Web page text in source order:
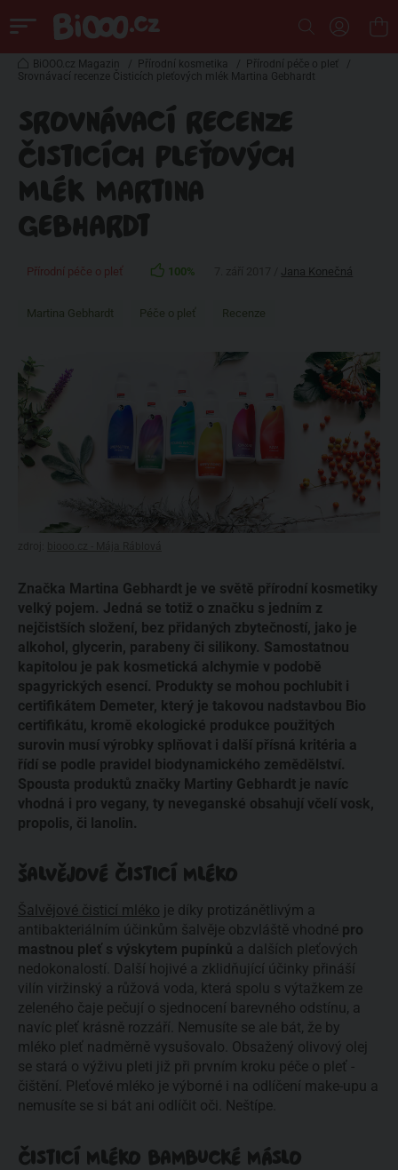
BiOOO.cz Magazin / Přírodní kosmetika / Přírodní péče o pleť
/
Srovnávací recenze Čisticích pleťových mlék Martina Gebhardt
SROVNÁVACÍ RECENZE
ČISTICÍCH PLEŤOVÝCH
MLÉK MARTINA
GEBHARDT
Přírodní péče o pleť 100% Jana Konečná
Martina Gebhardt Péče o pleť Recenze
Značka Martina Gebhardt je ve světě přírodní kosmetiky
velký pojem. Jedná se totiž o značku s jedním z
nejčistších složení, bez přidaných zbytečností, jako je
alkohol, glycerin, parabeny či silikony. Samostatnou
kapitolou je pak kosmetická alchymie v podobě
spagyrických esencí. Produkty se mohou pochlubit i
certifikátem Demeter, který je takovou nadstavbou Bio
certifikátu, kromě ekologické produkce použitých
surovin musí výrobky splňovat i další přísná kritéria a
řídí se podle pravidel biodynamického zemědělství.
Spousta produktů značky Martiny Gebhardt je navíc
vhodná i pro vegany, ty neveganské obsahují včelí vosk,
propolis, či lanolin.
ŠALVĚJOVÉ ČISTICÍ MLÉKO
Šalvějové čisticí mléko je díky protizánětlivým a
antibakteriálním účinkům šalvěje obzvláště vhodné pro
mastnou pleť s výskytem pupínků a dalších pleťových
nedokonalostí. Další hojivé a zklidňující účinky přináší
vilín viržinský a růžová voda, která spolu s výtažkem ze
zeleného čaje pečují o sjednocení barevného odstínu, a
navíc pleť krásně rozzáří. Nemusíte se ale bát, že by
mléko pleť nadměrně vysušovalo. Obsažený olivový olej
se stará o výživu pleti již při prvním kroku péče o pleť -
čištění. Pleťové mléko je výborné i na odlíčení make-upu a
nemusíte se si bát ani odlíčit oči. Neštípe.
ČISTICÍ MLÉKO BAMBUCKÉ MÁSLO